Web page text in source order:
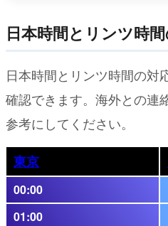
日本時間とリンツ時
日本時間とリンツ時間の対
確認できます。海外との連
参考にしてください。
東京
00:00
01:00